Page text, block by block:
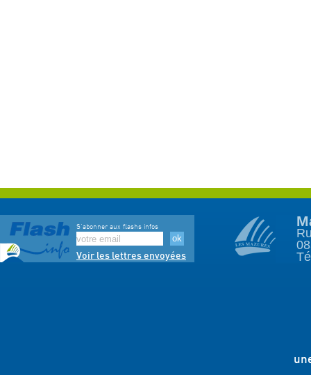
S'abonner aux flashs infos
Voir les lettres envoyées